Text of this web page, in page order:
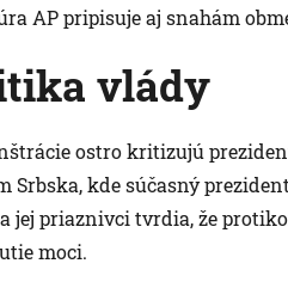
AP pripisuje aj snahám
vlády
ostro kritizujú
Srbska, kde súčasný
jej priaznivci tvrdia, že
moci.